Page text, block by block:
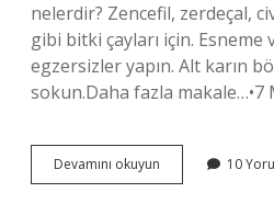
nelerdir? Zencefil, zerdeçal,
gibi bitki çayları için.
egzersizler yapın. Alt karın
sokun.Daha fazla makale…•7
Devamını okuyun
Aydır
10